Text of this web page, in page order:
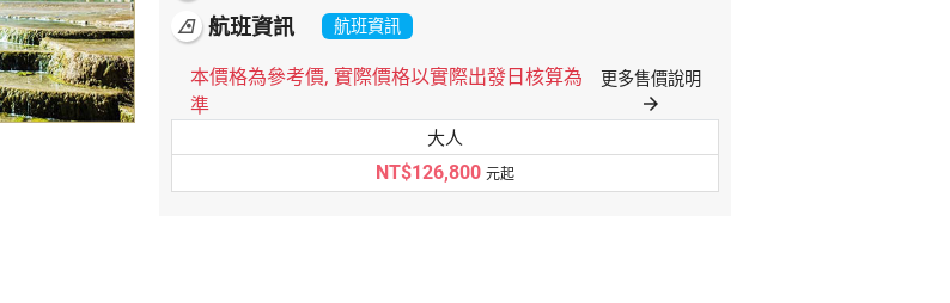
airlines 航班資訊 航班資訊
本價格為參考價, 實際價格以實際出發日核算為
準
更多售價說明
arrow_forward
大人
NT$126,800 元起